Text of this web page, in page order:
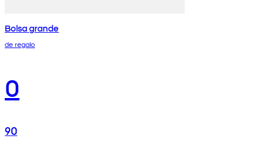
Bolsa grande
de regalo
0
90